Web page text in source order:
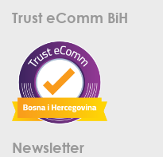
Trust eComm BiH
Newsletter